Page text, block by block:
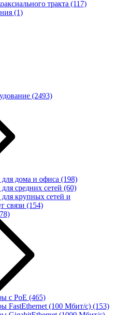
тракта (117)
(1)
(2493)
дома и офиса (198)
средних сетей (60)
крупных сетей и
связи (154)
с PoE (465)
FastEthernet (100 Мбит/с) (153)